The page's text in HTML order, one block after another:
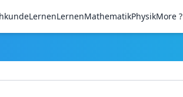
LernenLernenMathematikPhysikMore ?